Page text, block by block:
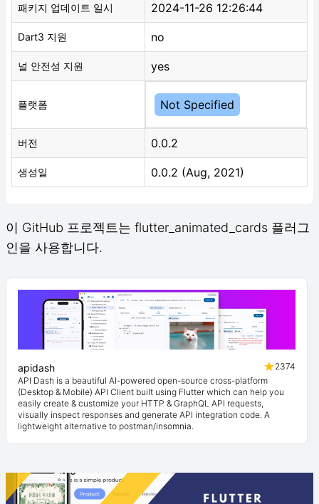
패키지 업데이트 일시 2024-11-26 12:26:44
Dart3 지원 no
널 안전성 지원 yes
플랫폼 Not Specified
버전 0.0.2
생성일 0.0.2 (Aug, 2021)
이 GitHub 프로젝트는 flutter_animated_cards 플러그
인을 사용합니다.
apidash
2374
API Dash is a beautiful AI-powered open-source cross-platform
(Desktop & Mobile) API Client built using Flutter which can help you
easily create & customize your HTTP & GraphQL API requests,
visually inspect responses and generate API integration code. A
lightweight alternative to postman/insomnia.